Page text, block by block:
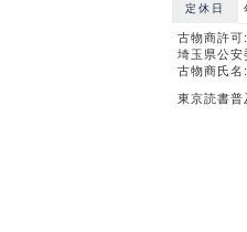
定休日
古物商許可:
埼玉県公
古物商氏
東京読書普